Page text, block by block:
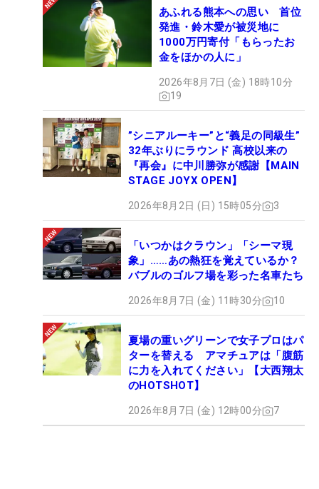
あふれる熊本への思い 首位
発進・鈴木愛が被災地に
1000万円寄付「もらったお
金をほかの人に」
2026年8月7日 (金) 18時10分
19
”シニアルーキー”と“義足の同級生”
32年ぶりにラウンド 高校以来の
『再会』に中川勝弥が感謝【MAIN
STAGE JOYX OPEN】
2026年8月2日 (日) 15時05分 3
「いつかはクラウン」「シーマ現
象」……あの熱狂を覚えているか？
バブルのゴルフ場を彩った名車たち
2026年8月7日 (金) 11時30分 10
夏場の重いグリーンで女子プロはパ
ターを替える アマチュアは「腹筋
に力を入れてください」【大西翔太
のHOTSHOT】
2026年8月7日 (金) 12時00分 7